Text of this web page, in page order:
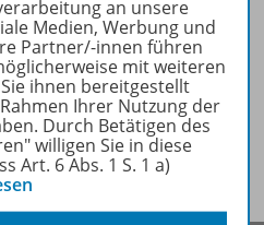
Werken
an unsere
Medien, Werbung und
Partner/-innen führen
mit weiteren
ihnen bereitgestellt
Ihrer Nutzung der
Durch Betätigen des
willigen Sie in diese
Art. 6 Abs. 1 S. 1 a)